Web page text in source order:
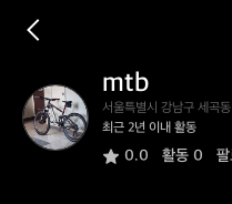
m
t
b
mtb
서울특별시 강남구 세곡동
최근 2년 이내 활동
0.0 활동 0